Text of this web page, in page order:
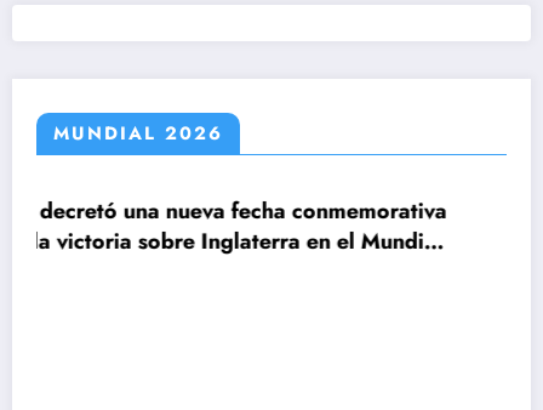
MUNDIAL 2026
fecha conmemorativa
en el Mundial